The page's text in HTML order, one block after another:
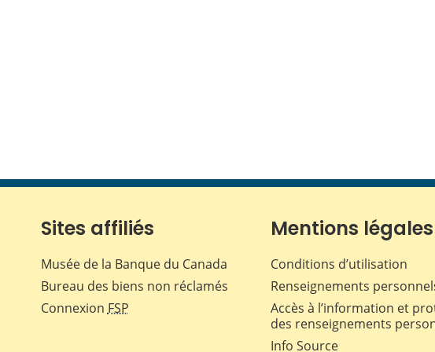
Sites affiliés
Musée de la Banque du Canada
Bureau des biens non réclamés
Connexion FSP
Mentions légales
Conditions d’utilisation
Renseignements
Accès à l’information et
des renseignements
Info Source